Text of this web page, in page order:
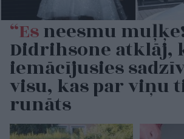
“Esneesmu
Didrihsone atklāj,
iemācījusies
visu, kas par viņu
runāts